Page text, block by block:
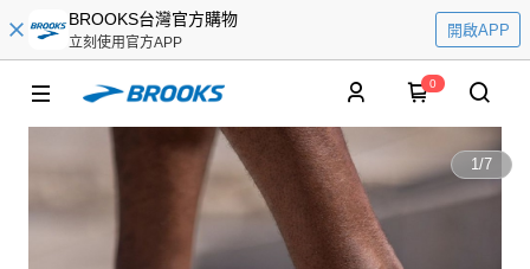
BROOKS台灣官方購物
立刻使用官方APP
開啟APP
0
1/7